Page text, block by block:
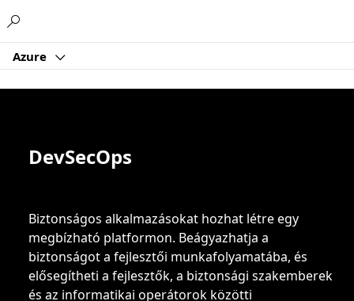
Azure
DevSecOps
Biztonságos alkalmazásokat hozhat létre egy
megbízható platformon. Beágyazhatja a
biztonságot a fejlesztői munkafolyamatába, és
elősegítheti a fejlesztők, a biztonsági szakemberek
és az informatikai operátorok közötti